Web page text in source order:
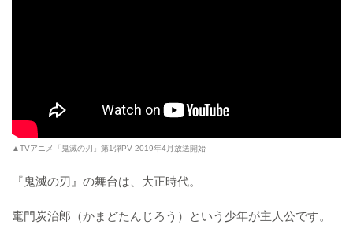
▲TVアニメ「鬼滅の刃」第1弾PV 2019年4月放送開始
『鬼滅の刃』の舞台は、大正時代。
竃門炭治郎（かまどたんじろう）という少年が主人公です。